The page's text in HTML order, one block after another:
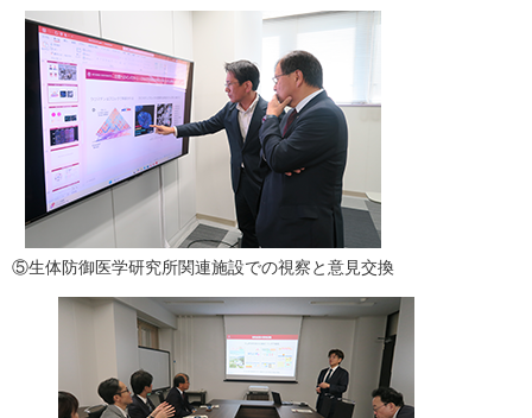
⑤生体防御医学研究所関連施設での視察と意見交換